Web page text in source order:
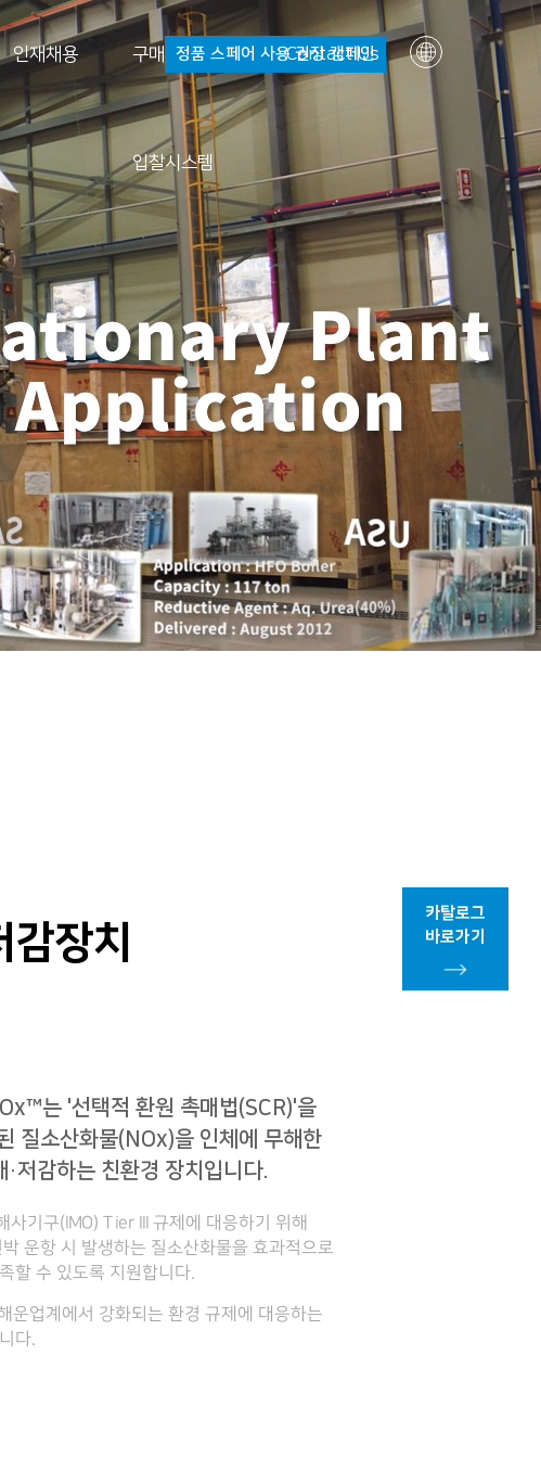
인재채용 구매
입찰시스템
정품 스페어 사용 권장 캠페인
Contact Us
KR
EN
Smart 파나시아 회사소개
카탈로그
바로가기
장치
는 '선택적 환원 촉매법(SCR)'을
질소산화물(NOx)을 인체에 무해한
저감하는 친환경 장치입니다.
기구(IMO) Tier III 규제에 대응하기 위해
운항 시 발생하는 질소산화물을 효과적으로
할 수 있도록 지원합니다.
운업계에서 강화되는 환경 규제에 대응하는
다.